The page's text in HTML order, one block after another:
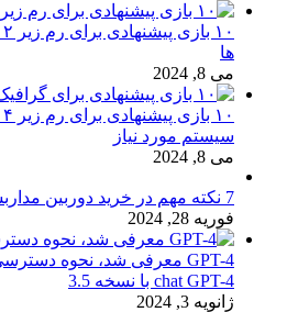
ها
می 8, 2024
سیستم مورد نیاز
می 8, 2024
7 نکته مهم در خرید دوربین مداربسته + راهنمای خرید
فوریه 28, 2024
chat GPT-4 با نسخه 3.5
ژانویه 3, 2024